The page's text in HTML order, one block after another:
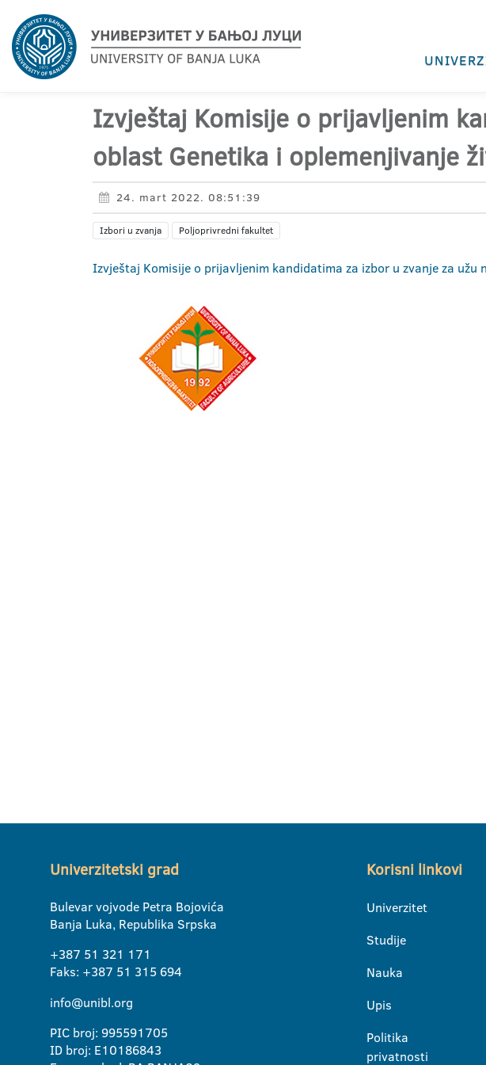
Izvještaj Komisije o prijavljenim
oblast Genetika i oplemenjivanje
24. mart 2022. 08:51:39
Izbori u zvanja Poljoprivredni fakultet
Izvještaj Komisije o prijavljenim kandidatima za izbor u zvanje za
Univerzitetski grad
Bulevar vojvode Petra Bojovića
Banja Luka, Republika Srpska
+387 51 321 171
Faks: +387 51 315 694
info@unibl.org
PIC broj: 995591705
ID broj: E10186843
Korisni linkovi
Univerzitet
Studije
Nauka
Upis
Politika
privatnosti